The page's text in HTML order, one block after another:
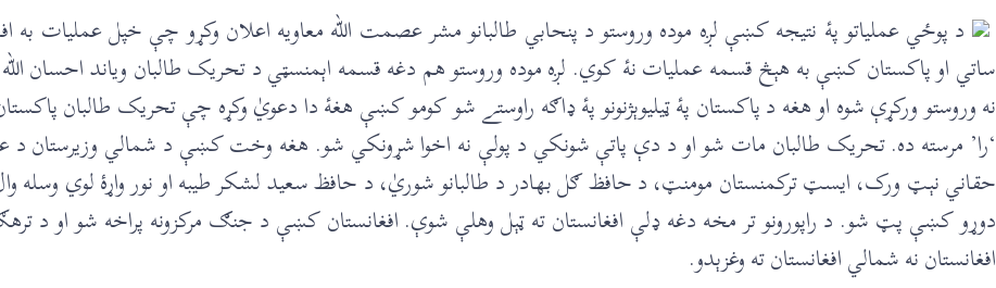
د پوځي عملیاتو پۀ نتیجه کښې لږه موده وروستو د پنحابي طالبانو مشر عصمت الله معاویه اعلان وکړو چې خپل عملیات
ساتي او پاکستان کښې به هېڅ قسمه عملیات نۀ کوي. لږه موده وروستو هم دغه قسمه اېمنسټي د تحریک طالبان ویاند احسان
نه وروستو ورکړې شوه او هغه د پاکستان پۀ ټیلیوېژنونو پۀ ‌‌‌‌‌‌ډاګه راوستے شو کومو کښې هغۀ دا دعويٰ وکړه چې تحریک طالبان
‘را’ مرسته ده. تحریک طالبان مات شو او د دې پاتې شونکي د پولې نه اخوا شړونکي شو. هغه وخت کښې د شمالي وزیرستان
حقاني نېټ ورک، ایسټ ترکمنستان مومنټ، د حافظ ګل بهادر د طالبانو شوريٰ، د حافظ سعید لشکر طیبه او نور واړۀ لوي وسله
دوړو کښې پټ شو. د راپورونو تر مخه دغه ‌‌‌‌‌‌ډلې افغانستان ته ټېل وهلې شوې. افغانستان کښې د جنګ مرکزونه پراخه شو او د
افغانستان نه شمالي افغانستان ته وغزېدو.